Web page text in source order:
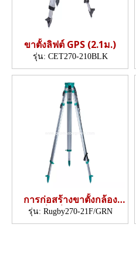
ขาตั้งลิฟต์ GPS (2.1ม.)
รุ่น: CET270-210BLK
การก่อสร้างขาตั้งกล้อง
(ขาสี่เหลี่ยม, trilock)
รุ่น: Rugby270-21F/GRN